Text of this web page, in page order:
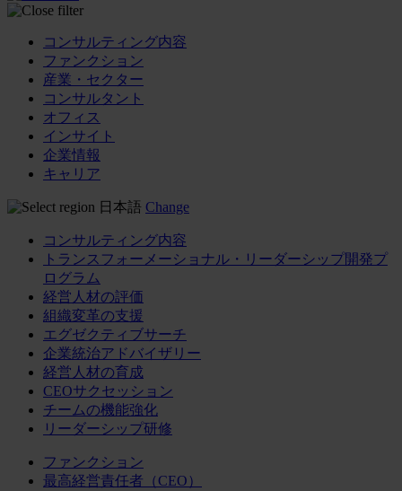
コンサルティング内容
ファンクション
産業・セクター
コンサルタント
オフィス
インサイト
企業情報
キャリア
日本語 Change
コンサルティング内容
トランスフォーメーショナル・リーダーシップ開発プ
ログラム
経営人材の評価
組織変革の支援
エグゼクティブサーチ
企業統治アドバイザリー
経営人材の育成
CEOサクセッション
チームの機能強化
リーダーシップ研修
ファンクション
最高経営責任者（CEO）